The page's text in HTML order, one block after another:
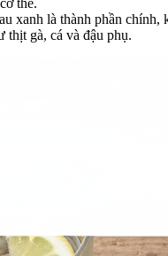
xanh là thành phần chính,
thịt gà, cá và đậu phụ.